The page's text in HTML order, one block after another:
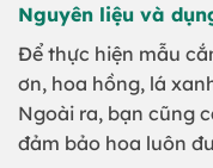
Nguyên liệu và
Để thực hiện mẫu
ơn, hoa hồng, lá
Ngoài ra, bạn cũng
đảm bảo hoa luôn